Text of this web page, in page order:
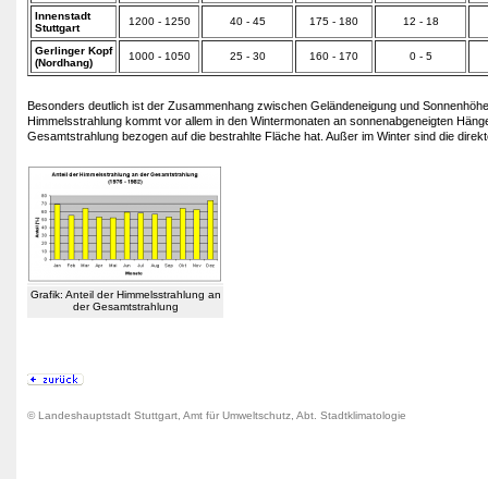
Innenstadt
Stuttgart
1200 - 1250 40 - 45 175 - 180 12 - 18
Gerlinger Kopf
(Nordhang)
1000 - 1050 25 - 30 160 - 170 0 - 5
Besonders deutlich ist der Zusammenhang zwischen Geländeneigung und
Himmelsstrahlung kommt vor allem in den Wintermonaten an sonnenabgeneigten
Gesamtstrahlung bezogen auf die bestrahlte Fläche hat. Außer im Winter sind die
Grafik: Anteil der Himmelsstrahlung an
der Gesamtstrahlung
© Landeshauptstadt Stuttgart, Amt für Umweltschutz, Abt. Stadtklimatologie